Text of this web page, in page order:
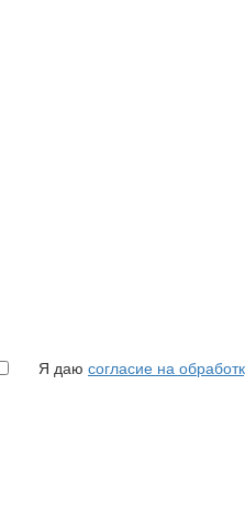
Я даю согласие на